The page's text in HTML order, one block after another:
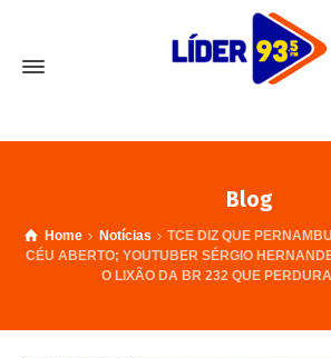
Blog
Home Notícias
TCE DIZ QUE
CÉU ABERTO; YOUTUBER SÉRGIO
O LIXÃO DA BR 232 QUE